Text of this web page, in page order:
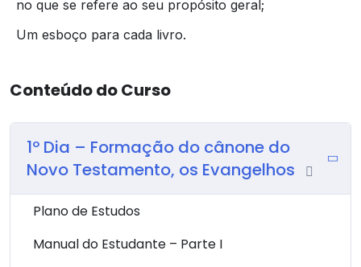
no que se refere ao seu propósito geral;
Um esboço para cada livro.
Conteúdo do Curso
1º Dia – Formação do cânone do
Novo Testamento, os Evangelhos
Plano de Estudos
Manual do Estudante – Parte I